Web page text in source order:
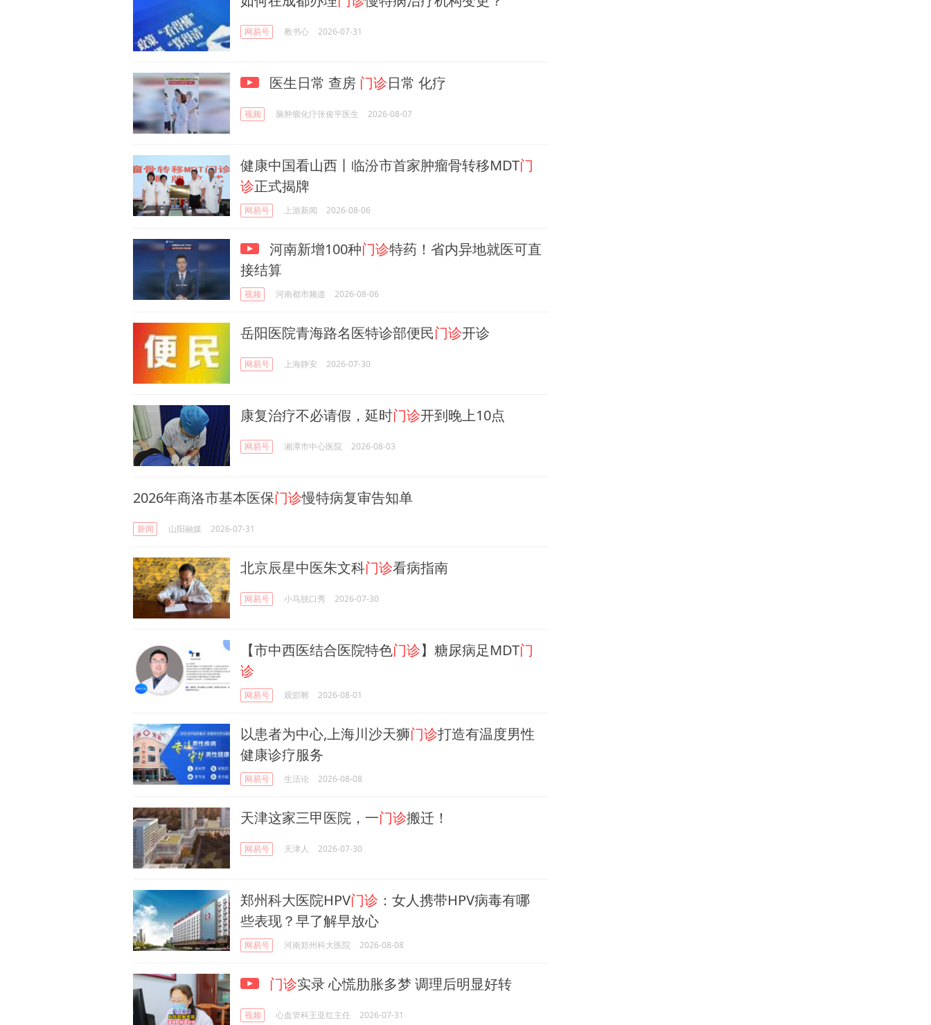
网易号 教书心 2026-07-31
医生日常 查房 门诊日常 化疗
视频 脑肿瘤化疗张俊平医生 2026-08-07
健康中国看山西丨临汾市首家肿瘤骨转移MDT门
诊正式揭牌
网易号 上游新闻 2026-08-06
河南新增100种门诊特药！省内异地就医可直
接结算
视频 河南都市频道 2026-08-06
岳阳医院青海路名医特诊部便民门诊开诊
网易号 上海静安 2026-07-30
康复治疗不必请假，延时门诊开到晚上10点
网易号 湘潭市中心医院 2026-08-03
2026年商洛市基本医保门诊慢特病复审告知单
新闻 山阳融媒 2026-07-31
北京辰星中医朱文科门诊看病指南
网易号 小马脱口秀 2026-07-30
【市中西医结合医院特色门诊】糖尿病足MDT门
诊
网易号 观邯郸 2026-08-01
以患者为中心,上海川沙天狮门诊打造有温度男性
健康诊疗服务
网易号 生活论 2026-08-08
天津这家三甲医院，一门诊搬迁！
网易号 天津人 2026-07-30
郑州科大医院HPV门诊 ：女人携带HPV病毒有哪
些表现？早了解早放心
网易号 河南郑州科大医院 2026-08-08
门诊实录 心慌肋胀多梦 调理后明显好转
视频 心血管科王亚红主任 2026-07-31